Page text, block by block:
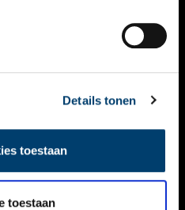
Details tonen
toestaan
toestaan